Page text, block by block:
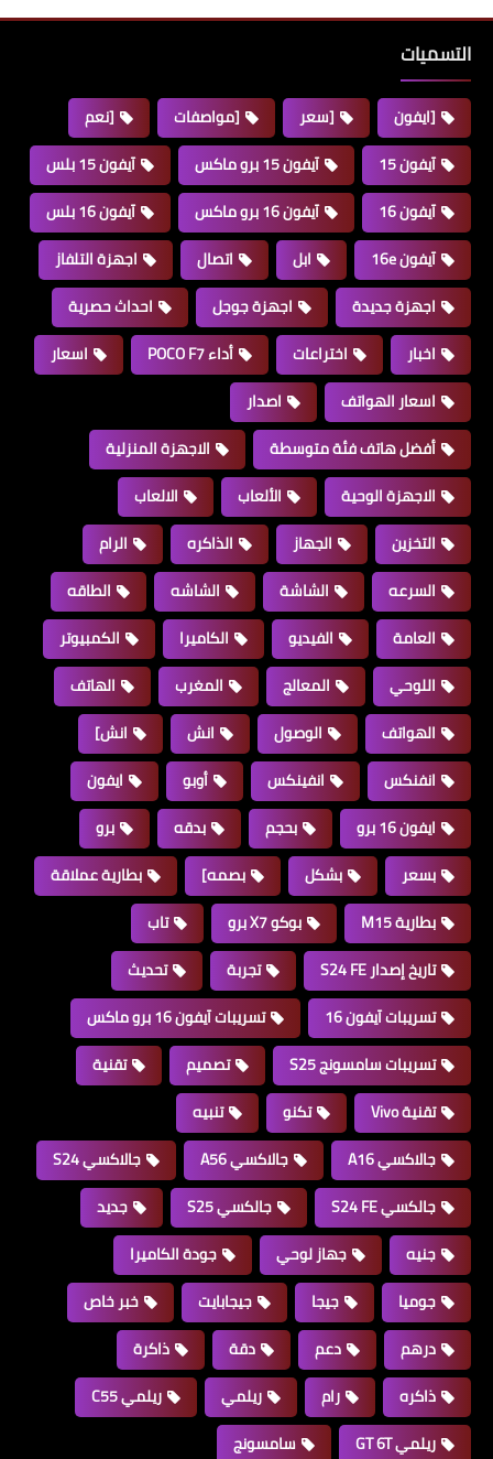
التسميات
[ايفون [سعر [مواصفات
[نعم
آيفون 15
آيفون 15 برو ماكس
آيفون 15 بلس
آيفون 16
آيفون 16 برو ماكس
آيفون 16 بلس
آيفون 16e
ابل اتصال
اجهزة التلفاز
اجهزة جديدة
اجهزة جوجل
احداث حصرية
اخبار
اختراعات أداء POCO F7
اسعار
اسعار الهواتف
اصدار
أفضل هاتف فئة متوسطة
الاجهزة المنزلية
الاجهزة الوحية
الألعاب
الالعاب
التخزين
الجهاز الذاكره
الرام
السرعه
الشاشة الشاشه
الطاقه
العامة
الفيديو الكاميرا
الكمبيوتر
اللوحي
المعالج المغرب
الهاتف
الهواتف
الوصول انش
انش]
انفنكس
انفينكس أوبو
ايفون
ايفون 16 برو
بحجم بدقه
برو
بسعر
بشكل بصمه]
بطارية عملاقة
بطارية M15
بوكو X7 برو
تاب
تاريخ إصدار S24 FE
تجربة
تحديث
تسريبات آيفون 16
تسريبات آيفون 16 برو ماكس
تسريبات سامسونج S25
تصميم
تقنية
تقنية Vivo
تكنو
تنبيه
جالاكسي A16
جالاكسي A56
جالاكسي S24
جالكسي S24 FE
جالكسي S25
جديد
جنيه
جهاز لوحي
جودة الكاميرا
جوميا
جيجا جيجابايت
خبر خاص
درهم
دعم دقة
ذاكرة
ذاكره
رام ريلمي
ريلمي C55
ريلمي GT 6T
سامسونج